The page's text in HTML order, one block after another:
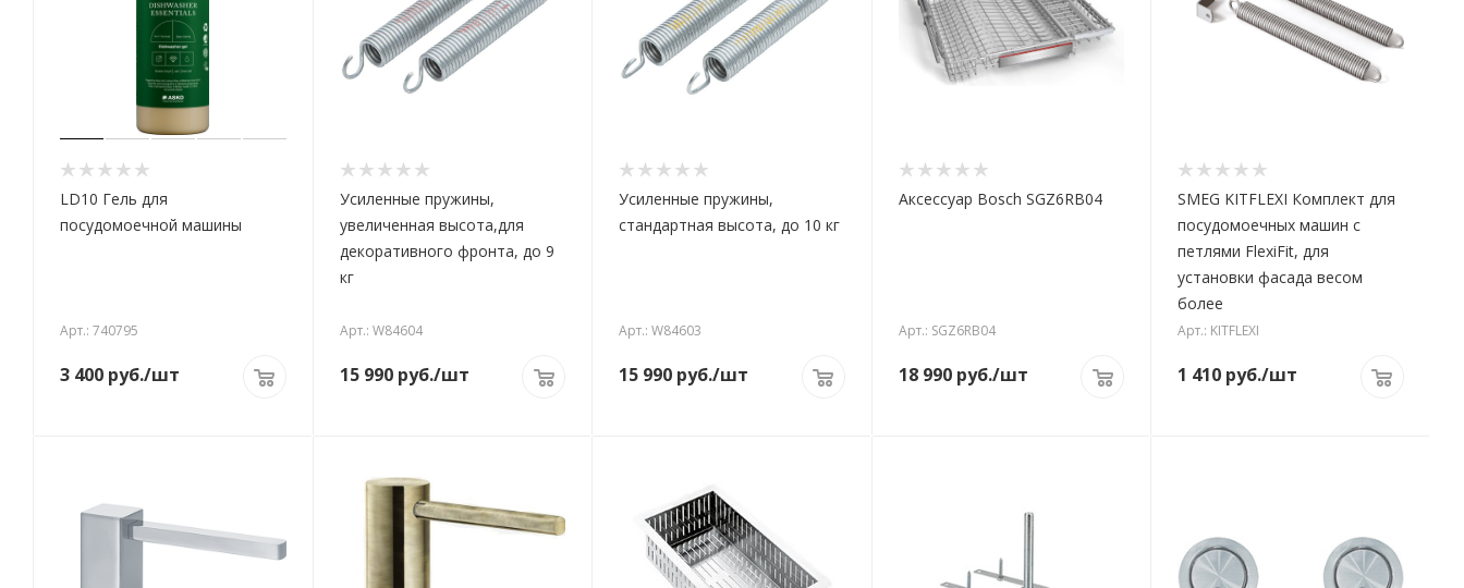
LD10 Гель для
посудомоечной машины
Арт.: 740795
3 400 руб./шт
Усиленные пружины,
увеличенная высота,для
декоративного фронта, до 9
кг
Арт.: W84604
15 990руб./шт
Усиленные пружины,
стандартная высота, до 10 кг
Арт.: W84603
15 990 руб./шт
Аксессуар Bosch SGZ6RB04
Арт.: SGZ6RB04
18 990руб./шт
SMEG KITFLEXI Комплект для
посудомоечных машин с
петлями FlexiFit, для
установки фасада весом
более
Арт.: KITFLEXI
1 410 руб./шт